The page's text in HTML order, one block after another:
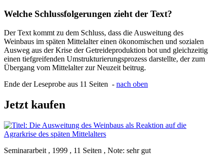
Welche Schlussfolgerungen zieht der Text?
Der Text kommt zu dem Schluss, dass die Ausweitung des
Weinbaus im späten Mittelalter einen ökonomischen und sozialen
Ausweg aus der Krise der Getreideproduktion bot und gleichzeitig
einen tiefgreifenden Umstrukturierungsprozess darstellte, der zum
Übergang vom Mittelalter zur Neuzeit beitrug.
Ende der Leseprobe aus 11 Seiten - nach oben
Jetzt kaufen
Seminararbeit , 1999 , 11 Seiten , Note: sehr gut